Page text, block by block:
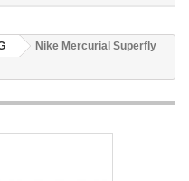
Nike Mercurial Superfly